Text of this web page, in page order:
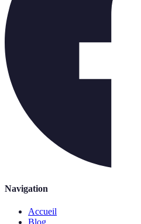
Navigation
Accueil
Blog